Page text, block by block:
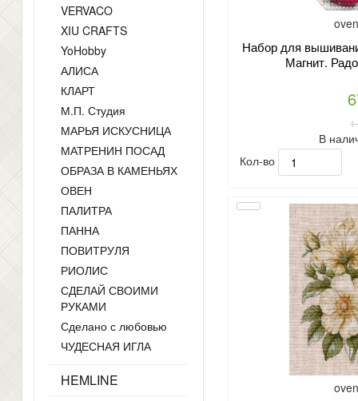
VERVACO
XIU CRAFTS
YoHobby
АЛИСА
КЛАРТ
М.П. Студия
МАРЬЯ ИСКУСНИЦА
МАТРЕНИН ПОСАД
ОБРАЗА В КАМЕНЬЯХ
ОВЕН
ПАЛИТРА
ПАННА
ПОВИТРУЛЯ
РИОЛИС
СДЕЛАЙ СВОИМИ
РУКАМИ
Сделано с любовью
ЧУДЕСНАЯ ИГЛА
HEMLINE
Набор для
Магнит.
1
В
Кол-во